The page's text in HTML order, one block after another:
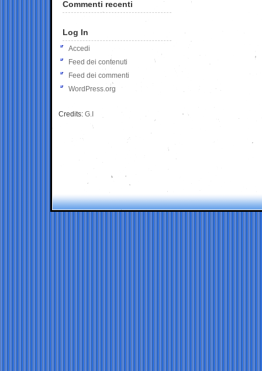
Commenti recenti
Log In
Accedi
Feed dei contenuti
Feed dei commenti
WordPress.org
Credits: G.I